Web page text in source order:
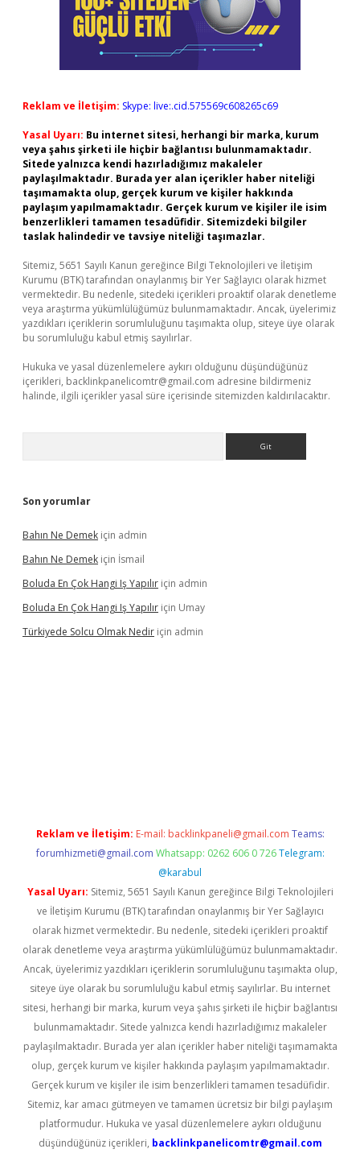
Reklam ve İletişim: Skype: live:.cid.575569c608265c69
Yasal Uyarı: Bu internet sitesi, herhangi bir marka, kurum
veya şahıs şirketi ile hiçbir bağlantısı bulunmamaktadır.
Sitede yalnızca kendi hazırladığımız makaleler
paylaşılmaktadır. Burada yer alan içerikler haber niteliği
taşımamakta olup, gerçek kurum ve kişiler hakkında
paylaşım yapılmamaktadır. Gerçek kurum ve kişiler ile isim
benzerlikleri tamamen tesadüfidir. Sitemizdeki bilgiler
taslak halindedir ve tavsiye niteliği taşımazlar.
Sitemiz, 5651 Sayılı Kanun gereğince Bilgi Teknolojileri ve İletişim
Kurumu (BTK) tarafından onaylanmış bir Yer Sağlayıcı olarak hizmet
vermektedir. Bu nedenle, sitedeki içerikleri proaktif olarak denetleme
veya araştırma yükümlülüğümüz bulunmamaktadır. Ancak, üyelerimiz
yazdıkları içeriklerin sorumluluğunu taşımakta olup, siteye üye olarak
bu sorumluluğu kabul etmiş sayılırlar.
Hukuka ve yasal düzenlemelere aykırı olduğunu düşündüğünüz
içerikleri, backlinkpanelicomtr@gmail.com adresine bildirmeniz
halinde, ilgili içerikler yasal süre içerisinde sitemizden kaldırılacaktır.
Son yorumlar
Bahın Ne Demek için admin
Bahın Ne Demek için İsmail
Boluda En Çok Hangi Iş Yapılır için admin
Boluda En Çok Hangi Iş Yapılır için Umay
Türkiyede Solcu Olmak Nedir için admin
Reklam ve İletişim: E-mail: backlinkpaneli@gmail.com Teams:
forumhizmeti@gmail.com Whatsapp: 0262 606 0 726 Telegram:
@karabul
Yasal Uyarı: Sitemiz, 5651 Sayılı Kanun gereğince Bilgi Teknolojileri
ve İletişim Kurumu (BTK) tarafından onaylanmış bir Yer Sağlayıcı
olarak hizmet vermektedir. Bu nedenle, sitedeki içerikleri proaktif
olarak denetleme veya araştırma yükümlülüğümüz bulunmamaktadır.
Ancak, üyelerimiz yazdıkları içeriklerin sorumluluğunu taşımakta olup,
siteye üye olarak bu sorumluluğu kabul etmiş sayılırlar. Bu internet
sitesi, herhangi bir marka, kurum veya şahıs şirketi ile hiçbir bağlantısı
bulunmamaktadır. Sitede yalnızca kendi hazırladığımız makaleler
paylaşılmaktadır. Burada yer alan içerikler haber niteliği taşımamakta
olup, gerçek kurum ve kişiler hakkında paylaşım yapılmamaktadır.
Gerçek kurum ve kişiler ile isim benzerlikleri tamamen tesadüfidir.
Sitemiz, kar amacı gütmeyen ve tamamen ücretsiz bir bilgi paylaşım
platformudur. Hukuka ve yasal düzenlemelere aykırı olduğunu
düşündüğünüz içerikleri, backlinkpanelicomtr@gmail.com